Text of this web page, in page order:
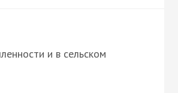
и в сельском